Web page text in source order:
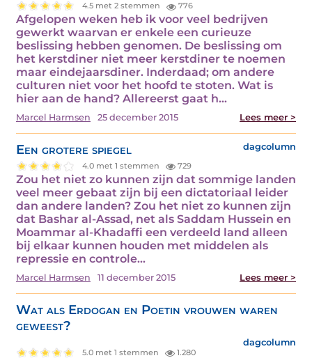
4.5 met 2 stemmen 776
Afgelopen weken heb ik voor veel bedrijven
gewerkt waarvan er enkele een curieuze
beslissing hebben genomen. De beslissing om
het kerstdiner niet meer kerstdiner te noemen
maar eindejaarsdiner. Inderdaad; om andere
culturen niet voor het hoofd te stoten. Wat is
hier aan de hand? Allereerst gaat h...
Marcel Harmsen 25 december 2015 Lees meer >
Een grotere spiegel dagcolumn
4.0 met 1 stemmen 729
Zou het niet zo kunnen zijn dat sommige landen
veel meer gebaat zijn bij een dictatoriaal leider
dan andere landen? Zou het niet zo kunnen zijn
dat Bashar al-Assad, net als Saddam Hussein en
Moammar al-Khadaffi een verdeeld land alleen
bij elkaar kunnen houden met middelen als
repressie en controle...
Marcel Harmsen 11 december 2015 Lees meer >
Wat als Erdogan en Poetin vrouwen waren
geweest?
dagcolumn
5.0 met 1 stemmen 1.280